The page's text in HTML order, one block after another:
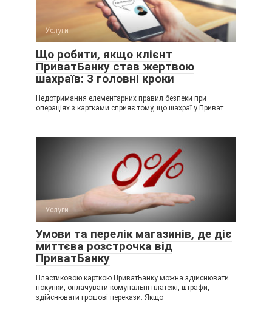
Услуги
Що робити, якщо клієнт
ПриватБанку став жертвою
шахраїв: 3 головні кроки
Недотримання елементарних правил безпеки при
операціях з картками сприяє тому, що шахраї у Приват
Услуги
Умови та перелік магазинів, де діє
миттєва розстрочка від
ПриватБанку
Пластиковою карткою ПриватБанку можна здійснювати
покупки, оплачувати комунальні платежі, штрафи,
здійснювати грошові перекази. Якщо